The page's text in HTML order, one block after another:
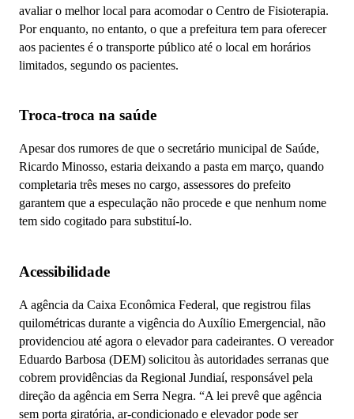
avaliar o melhor local para acomodar o Centro de Fisioterapia.
Por enquanto, no entanto, o que a prefeitura tem para oferecer
aos pacientes é o transporte público até o local em horários
limitados, segundo os pacientes.
Troca-troca na saúde
Apesar dos rumores de que o secretário municipal de Saúde,
Ricardo Minosso, estaria deixando a pasta em março, quando
completaria três meses no cargo, assessores do prefeito
garantem que a especulação não procede e que nenhum nome
tem sido cogitado para substituí-lo.
Acessibilidade
A agência da Caixa Econômica Federal, que registrou filas
quilométricas durante a vigência do Auxílio Emergencial, não
providenciou até agora o elevador para cadeirantes. O vereador
Eduardo Barbosa (DEM) solicitou às autoridades serranas que
cobrem providências da Regional Jundiaí, responsável pela
direção da agência em Serra Negra. “A lei prevê que agência
sem porta giratória, ar-condicionado e elevador pode ser